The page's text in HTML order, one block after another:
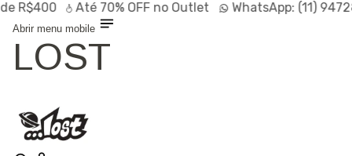
R$400 Até70% OFFno Outlet WhatsApp:(11)
Abrir menu mobile
LOST